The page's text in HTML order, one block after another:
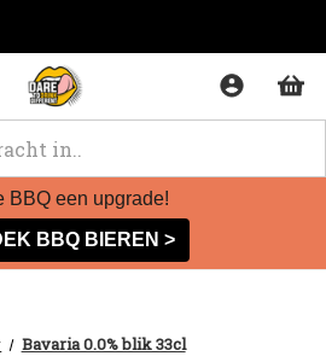
BBQ een upgrade!
BBQ BIEREN >
Bavaria 0.0% blik 33cl